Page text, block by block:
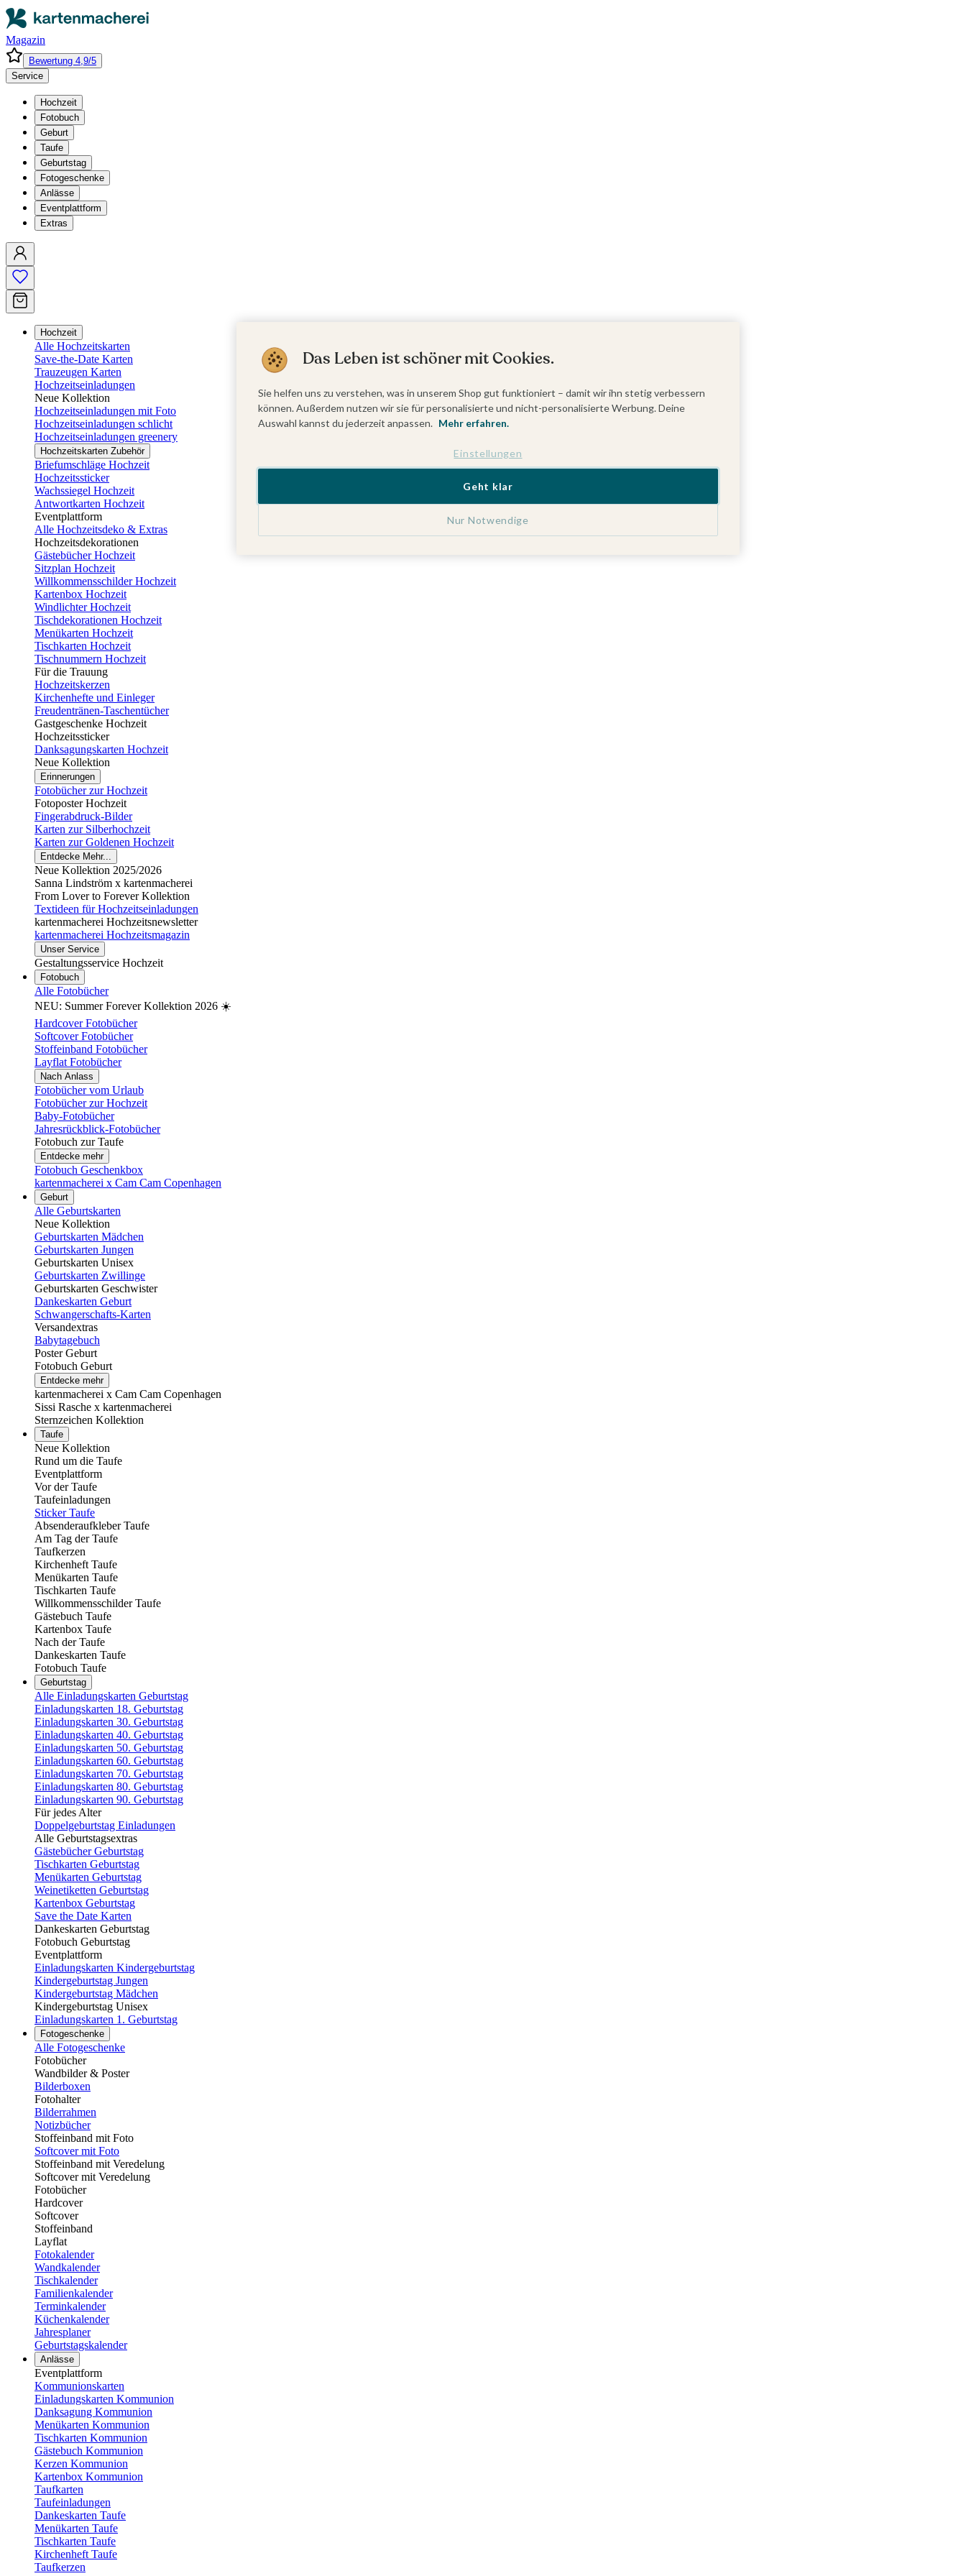
Magazin
Bewertung 4,9/5
Service
Hochzeit
Fotobuch
Geburt
Taufe
Geburtstag
Fotogeschenke
Anlässe
Eventplattform
Extras
Hochzeit
Alle Hochzeitskarten
Save-the-Date Karten
Trauzeugen Karten
Hochzeitseinladungen
Neue Kollektion
Hochzeitseinladungen mit Foto
Hochzeitseinladungen schlicht
Hochzeitseinladungen greenery
Hochzeitskarten Zubehör
Briefumschläge Hochzeit
Hochzeitssticker
Wachssiegel Hochzeit
Antwortkarten Hochzeit
Eventplattform
Alle Hochzeitsdeko & Extras
Hochzeitsdekorationen
Gästebücher Hochzeit
Sitzplan Hochzeit
Willkommensschilder Hochzeit
Kartenbox Hochzeit
Windlichter Hochzeit
Tischdekorationen Hochzeit
Menükarten Hochzeit
Tischkarten Hochzeit
Tischnummern Hochzeit
Für die Trauung
Hochzeitskerzen
Kirchenhefte und Einleger
Freudentränen-Taschentücher
Gastgeschenke Hochzeit
Hochzeitssticker
Danksagungskarten Hochzeit
Neue Kollektion
Erinnerungen
Fotobücher zur Hochzeit
Fotoposter Hochzeit
Fingerabdruck-Bilder
Karten zur Silberhochzeit
Karten zur Goldenen Hochzeit
Entdecke Mehr...
Neue Kollektion 2025/2026
Sanna Lindström x kartenmacherei
From Lover to Forever Kollektion
Textideen für Hochzeitseinladungen
kartenmacherei Hochzeitsnewsletter
kartenmacherei Hochzeitsmagazin
Unser Service
Gestaltungsservice Hochzeit
Fotobuch
Alle Fotobücher
NEU: Summer Forever Kollektion 2026 ☀️
Hardcover Fotobücher
Softcover Fotobücher
Stoffeinband Fotobücher
Layflat Fotobücher
Nach Anlass
Fotobücher vom Urlaub
Fotobücher zur Hochzeit
Baby-Fotobücher
Jahresrückblick-Fotobücher
Fotobuch zur Taufe
Entdecke mehr
Fotobuch Geschenkbox
kartenmacherei x Cam Cam Copenhagen
Geburt
Alle Geburtskarten
Neue Kollektion
Geburtskarten Mädchen
Geburtskarten Jungen
Geburtskarten Unisex
Geburtskarten Zwillinge
Geburtskarten Geschwister
Dankeskarten Geburt
Schwangerschafts-Karten
Versandextras
Babytagebuch
Poster Geburt
Fotobuch Geburt
Entdecke mehr
kartenmacherei x Cam Cam Copenhagen
Sissi Rasche x kartenmacherei
Sternzeichen Kollektion
Taufe
Neue Kollektion
Rund um die Taufe
Eventplattform
Vor der Taufe
Taufeinladungen
Sticker Taufe
Absenderaufkleber Taufe
Am Tag der Taufe
Taufkerzen
Kirchenheft Taufe
Menükarten Taufe
Tischkarten Taufe
Willkommensschilder Taufe
Gästebuch Taufe
Kartenbox Taufe
Nach der Taufe
Dankeskarten Taufe
Fotobuch Taufe
Geburtstag
Alle Einladungskarten Geburtstag
Einladungskarten 18. Geburtstag
Einladungskarten 30. Geburtstag
Einladungskarten 40. Geburtstag
Einladungskarten 50. Geburtstag
Einladungskarten 60. Geburtstag
Einladungskarten 70. Geburtstag
Einladungskarten 80. Geburtstag
Einladungskarten 90. Geburtstag
Für jedes Alter
Doppelgeburtstag Einladungen
Alle Geburtstagsextras
Gästebücher Geburtstag
Tischkarten Geburtstag
Menükarten Geburtstag
Weinetiketten Geburtstag
Kartenbox Geburtstag
Save the Date Karten
Dankeskarten Geburtstag
Fotobuch Geburtstag
Eventplattform
Einladungskarten Kindergeburtstag
Kindergeburtstag Jungen
Kindergeburtstag Mädchen
Kindergeburtstag Unisex
Einladungskarten 1. Geburtstag
Fotogeschenke
Alle Fotogeschenke
Fotobücher
Wandbilder & Poster
Bilderboxen
Fotohalter
Bilderrahmen
Notizbücher
Stoffeinband mit Foto
Softcover mit Foto
Stoffeinband mit Veredelung
Softcover mit Veredelung
Fotobücher
Hardcover
Softcover
Stoffeinband
Layflat
Fotokalender
Wandkalender
Tischkalender
Familienkalender
Terminkalender
Küchenkalender
Jahresplaner
Geburtstagskalender
Anlässe
Eventplattform
Kommunionskarten
Einladungskarten Kommunion
Danksagung Kommunion
Menükarten Kommunion
Tischkarten Kommunion
Gästebuch Kommunion
Kerzen Kommunion
Kartenbox Kommunion
Taufkarten
Taufeinladungen
Dankeskarten Taufe
Menükarten Taufe
Tischkarten Taufe
Kirchenheft Taufe
Taufkerzen
Das Leben ist schöner mit Cookies.
Sie helfen uns zu verstehen, was in unserem Shop gut funktioniert – damit wir ihn stetig verbessern
können. Außerdem nutzen wir sie für personalisierte und nicht-personalisierte Werbung. Deine
Auswahl kannst du jederzeit anpassen. Mehr erfahren.
Einstellungen
Nur Notwendige
Geht klar